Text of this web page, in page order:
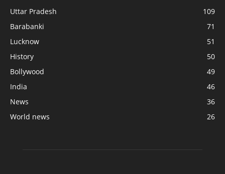
Uttar Pradesh
109
Barabanki
71
Lucknow
51
History
50
Bollywood
49
India
46
News
36
World news
26